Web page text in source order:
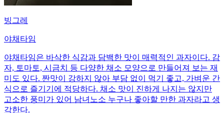
빙그레
야채타임
야채타임은 바삭한 식감과 담백한 맛이 매력적인 과자이다. 감
자, 토마토, 시금치 등 다양한 채소 모양으로 만들어져 보는 재
미도 있다. 짠맛이 강하지 않아 부담 없이 먹기 좋고, 가벼운 간
식으로 즐기기에 적당하다. 채소 맛이 진하게 나지는 않지만
고소한 풍미가 있어 남녀노소 누구나 좋아할 만한 과자라고 생
각한다.